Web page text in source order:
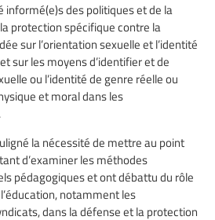
informé(e)s des politiques et de la
protection spécifique contre la
sur l’orientation sexuelle et l’identité
sur les moyens d’identifier et de
ou l’identité de genre réelle ou
et moral dans les
la nécessité de mettre au point
d’examiner les méthodes
pédagogiques et ont débattu du rôle
notamment les
dans la défense et la protection